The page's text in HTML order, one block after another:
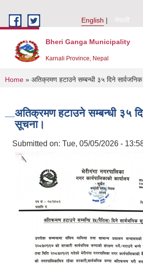
English
नेपाली
Bheri Ganga Municipality
Karnali Province, Nepal
You are here
Home » अतिक्रमण हटाउने सम्बन्धी ३५ दिने
अतिक्रमण हटाउने सम्बन्धी ३५
सूचना।
Submitted on: Tue, 05/05/2026 -